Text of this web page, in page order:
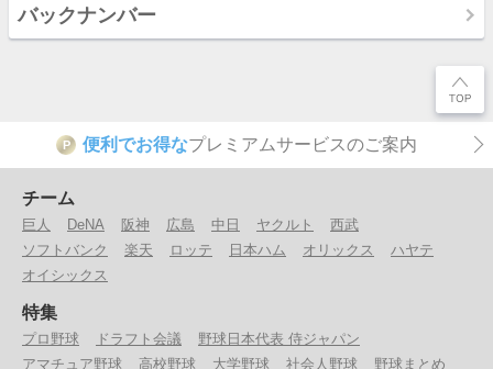
バックナンバー
P 便利でお得なプレミアムサービスのご案内
チーム
巨人 DeNA 阪神 広島 中日 ヤクルト
西武
ソフトバンク
楽天 ロッテ 日本ハム オリックス
ハヤテ
オイシックス
特集
プロ野球 ドラフト会議
野球日本代表 侍ジャパン
アマチュア野球
高校野球 大学野球 社会人野球 野球まとめ